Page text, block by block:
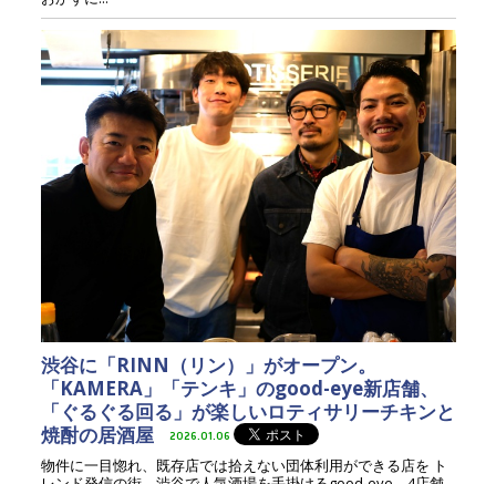
渋谷に「RINN（リン）」がオープン。
「KAMERA」「テンキ」のgood-eye新店舗、
「ぐるぐる回る」が楽しいロティサリーチキンと
焼酎の居酒屋
2026.01.06
物件に一目惚れ、既存店では拾えない団体利用ができる店を ト